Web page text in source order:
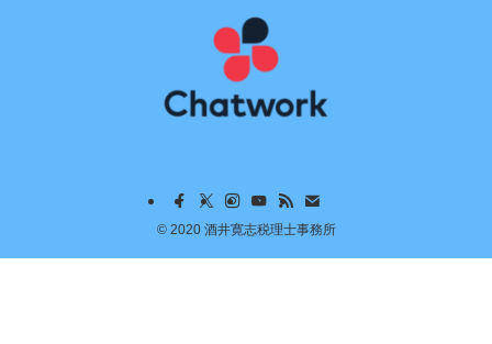
©2020 酒井寛志税理士事務所